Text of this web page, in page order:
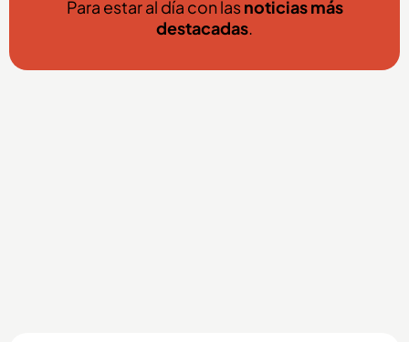
Para estar al día con lasnoticias más
destacadas.